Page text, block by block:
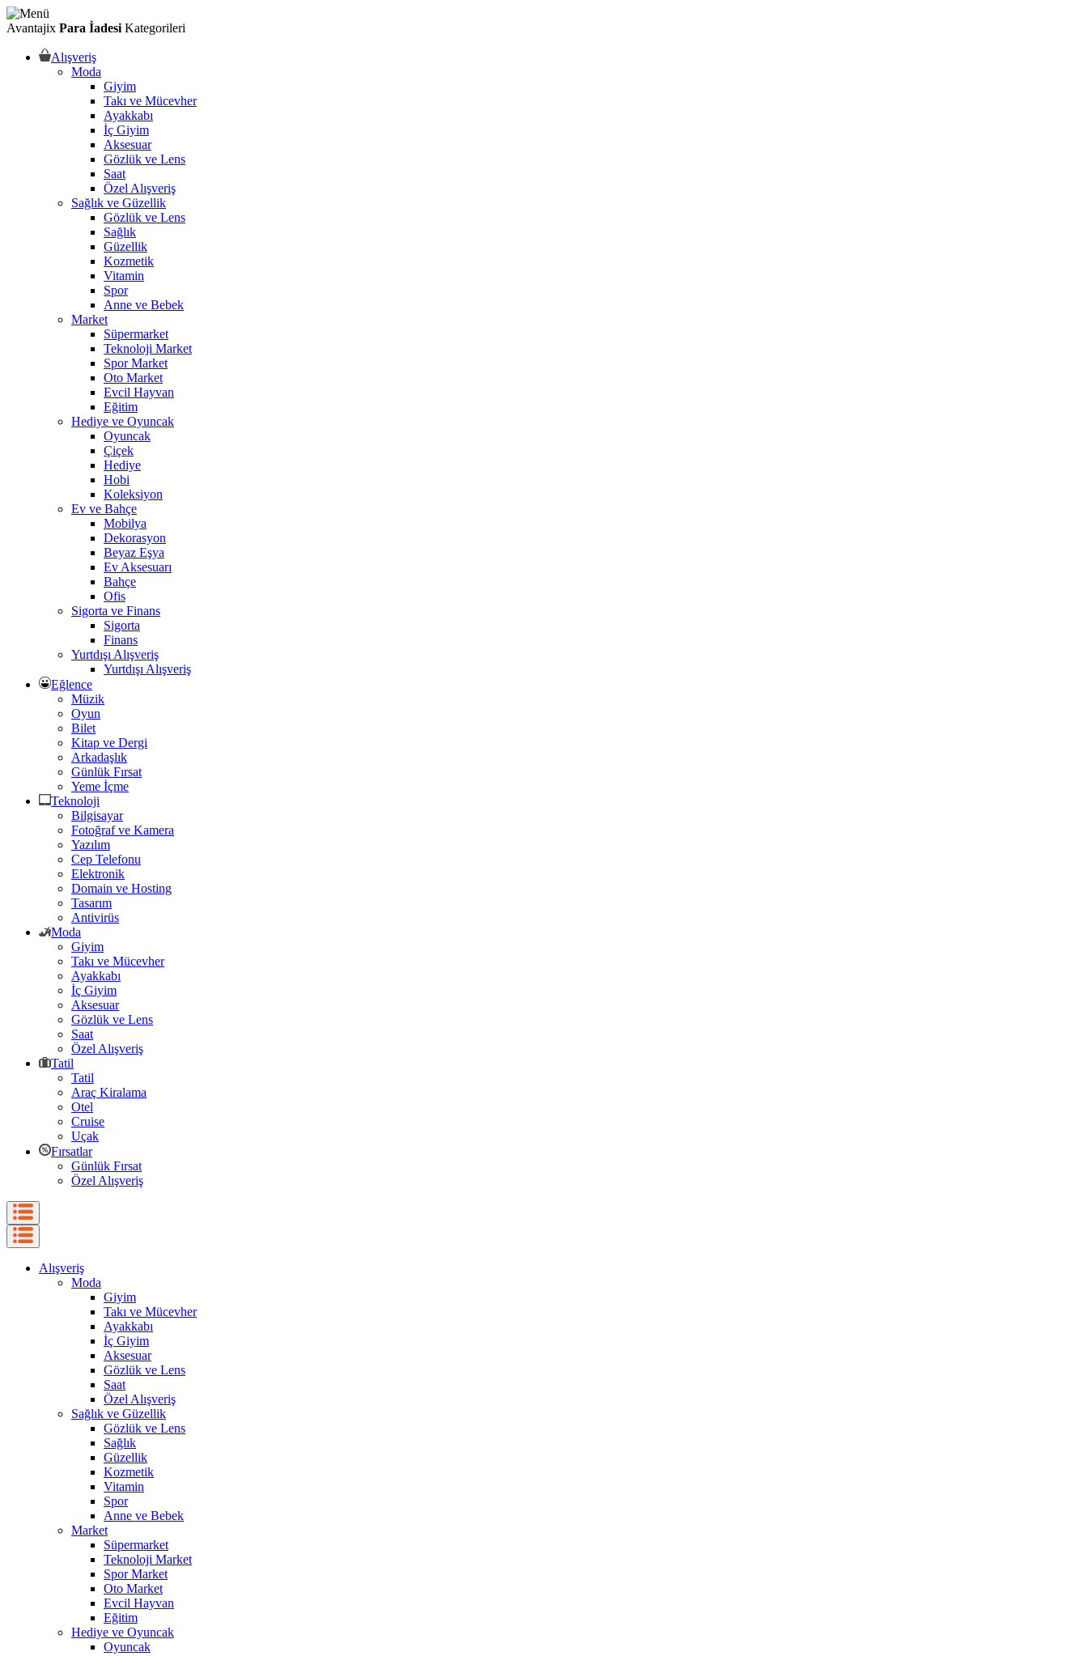
Avantajix Para İadesi Kategorileri
Alışveriş
Moda
Giyim
Takı ve Mücevher
Ayakkabı
İç Giyim
Aksesuar
Gözlük ve Lens
Saat
Özel Alışveriş
Sağlık ve Güzellik
Gözlük ve Lens
Sağlık
Güzellik
Kozmetik
Vitamin
Spor
Anne ve Bebek
Market
Süpermarket
Teknoloji Market
Spor Market
Oto Market
Evcil Hayvan
Eğitim
Hediye ve Oyuncak
Oyuncak
Çiçek
Hediye
Hobi
Koleksiyon
Ev ve Bahçe
Mobilya
Dekorasyon
Beyaz Eşya
Ev Aksesuarı
Bahçe
Ofis
Sigorta ve Finans
Sigorta
Finans
Yurtdışı Alışveriş
Yurtdışı Alışveriş
Eğlence
Müzik
Oyun
Bilet
Kitap ve Dergi
Arkadaşlık
Günlük Fırsat
Yeme İçme
Teknoloji
Bilgisayar
Fotoğraf ve Kamera
Yazılım
Cep Telefonu
Elektronik
Domain ve Hosting
Tasarım
Antivirüs
Moda
Giyim
Takı ve Mücevher
Ayakkabı
İç Giyim
Aksesuar
Gözlük ve Lens
Saat
Özel Alışveriş
Tatil
Tatil
Araç Kiralama
Otel
Cruise
Uçak
Fırsatlar
Günlük Fırsat
Özel Alışveriş
Alışveriş
Moda
Giyim
Takı ve Mücevher
Ayakkabı
İç Giyim
Aksesuar
Gözlük ve Lens
Saat
Özel Alışveriş
Sağlık ve Güzellik
Gözlük ve Lens
Sağlık
Güzellik
Kozmetik
Vitamin
Spor
Anne ve Bebek
Market
Süpermarket
Teknoloji Market
Spor Market
Oto Market
Evcil Hayvan
Eğitim
Hediye ve Oyuncak
Oyuncak